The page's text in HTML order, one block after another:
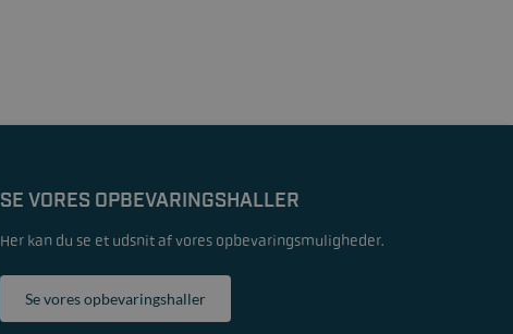
SE VORES OPBEVARINGSHALLER
Her kan du se et udsnit af vores opbevaringsmuligheder.
Se vores opbevaringshaller